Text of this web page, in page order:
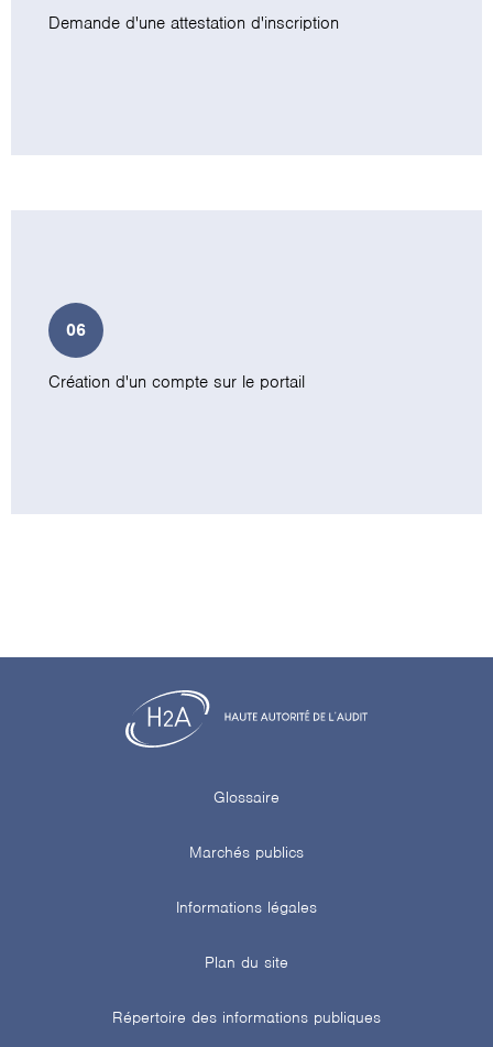
Demande d'une attestation d'inscription
06
Création d'un compte sur le portail
Glossaire
Marchés publics
Informations légales
Plan du site
Répertoire des informations publiques